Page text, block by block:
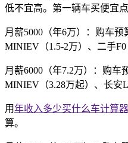
低不宜高。第一辆车买便宜
月薪5000（年6万）：购车
MINIEV（1.5-2万）、二手F0
月薪6000（年7.2万）：购车
MINIEV（3.28万起）、长安
用年收入多少买什么车计算器
算。